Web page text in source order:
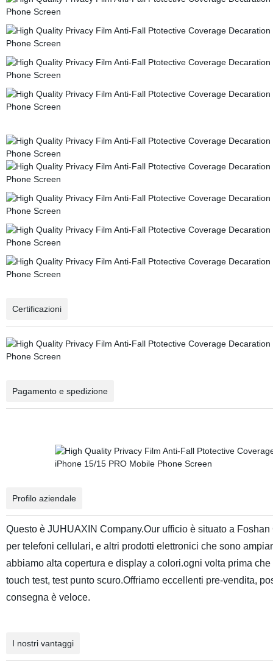
Certificazioni
Pagamento e spedizione
Profilo aziendale
Questo è JUHUAXIN Company.Our ufficio è situato a
per telefoni cellulari, e altri prodotti elettronici che sono
abbiamo alta copertura e display a colori.ogni volta prima
touch test, test punto scuro.Offriamo eccellenti pre-vendita,
consegna è veloce.
I nostri vantaggi